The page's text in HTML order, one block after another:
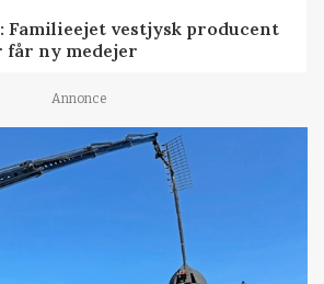
vestjysk producent
får ny medejer
Annonce